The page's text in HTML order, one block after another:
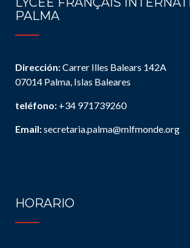
PALMA
Dirección:Carrer Illes Balears 142A
07014 Palma, Islas Baleares
teléfono: +34 971739260
Email:secretaria.palma@mlfmonde.org
HORARIO